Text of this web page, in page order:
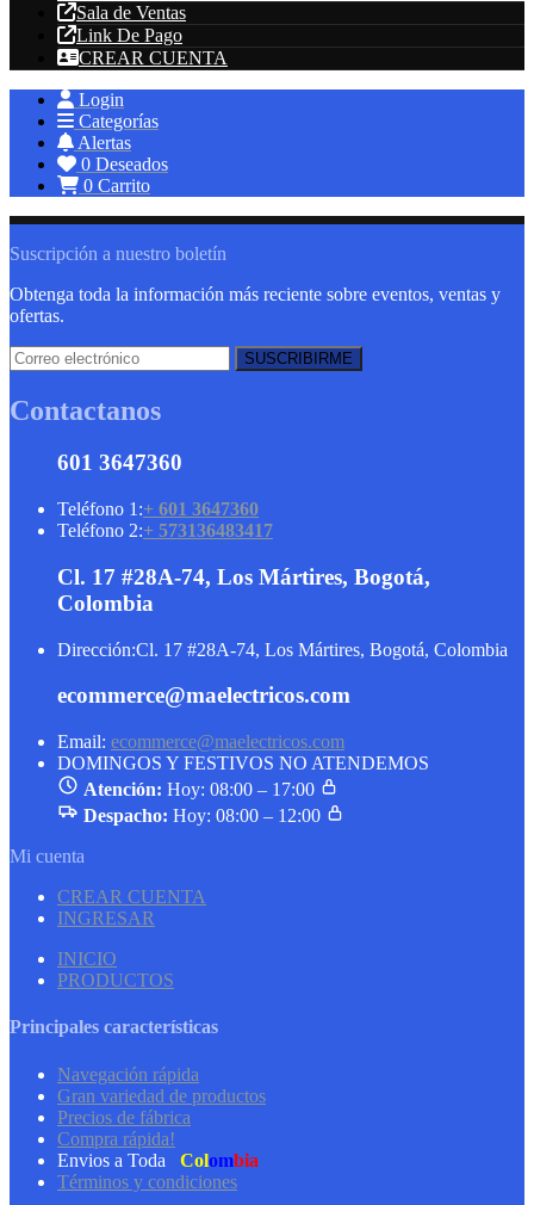
Sala de Ventas
Link De Pago
CREAR CUENTA
Login
Categorías
Alertas
0 Deseados
0 Carrito
Suscripción a nuestro boletín
Obtenga toda la información más reciente sobre eventos, ventas y
ofertas.
Contactanos
601 3647360
Teléfono 1:+ 601 3647360
Teléfono 2:+ 573136483417
Cl. 17 #28A-74, Los Mártires, Bogotá,
Colombia
Dirección:Cl. 17 #28A-74, Los Mártires, Bogotá, Colombia
ecommerce@maelectricos.com
Email: ecommerce@maelectricos.com
DOMINGOS Y FESTIVOS NO ATENDEMOS
Atención: Hoy: 08:00 – 17:00
Despacho: Hoy: 08:00 – 12:00
Mi cuenta
CREAR CUENTA
INGRESAR
INICIO
PRODUCTOS
Principales características
Navegación rápida
Gran variedad de productos
Precios de fábrica
Compra rápida!
Envios a Toda
Colombia
Términos y condiciones